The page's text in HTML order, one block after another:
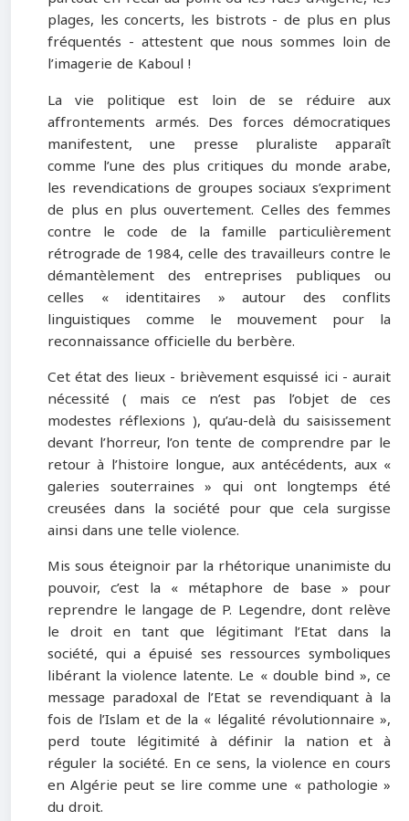
plages, les concerts, les bistrots - de plus en plus
fréquentés - attestent que nous sommes loin de
l’imagerie de Kaboul !
La vie politique est loin de se réduire aux
affrontements armés. Des forces démocratiques
manifestent, une presse pluraliste apparaît
comme l’une des plus critiques du monde arabe,
les revendications de groupes sociaux s’expriment
de plus en plus ouvertement. Celles des femmes
contre le code de la famille particulièrement
rétrograde de 1984, celle des travailleurs contre le
démantèlement des entreprises publiques ou
celles « identitaires » autour des conflits
linguistiques comme le mouvement pour la
reconnaissance officielle du berbère.
Cet état des lieux - brièvement esquissé ici - aurait
nécessité ( mais ce n’est pas l’objet de ces
modestes réflexions ), qu’au-delà du saisissement
devant l’horreur, l’on tente de comprendre par le
retour à l’histoire longue, aux antécédents, aux «
galeries souterraines » qui ont longtemps été
creusées dans la société pour que cela surgisse
ainsi dans une telle violence.
Mis sous éteignoir par la rhétorique unanimiste du
pouvoir, c’est la « métaphore de base » pour
reprendre le langage de P. Legendre, dont relève
le droit en tant que légitimant l’Etat dans la
société, qui a épuisé ses ressources symboliques
libérant la violence latente. Le « double bind », ce
message paradoxal de l’Etat se revendiquant à la
fois de l’Islam et de la « légalité révolutionnaire »,
perd toute légitimité à définir la nation et à
réguler la société. En ce sens, la violence en cours
en Algérie peut se lire comme une « pathologie »
du droit.